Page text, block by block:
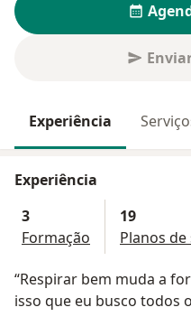
Experiência
Experiência
3
Formação
19
Planos
“Respirar bem muda a
isso que eu busco todos